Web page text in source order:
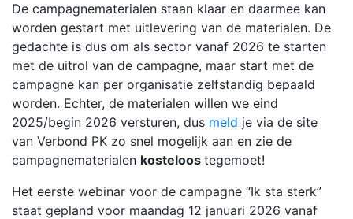
De campagnematerialen staan klaar en daarmee kan
worden gestart met uitlevering van de materialen. De
gedachte is dus om als sector vanaf 2026 te starten
met de uitrol van de campagne, maar start met de
campagne kan per organisatie zelfstandig bepaald
worden. Echter, de materialen willen we eind
2025/begin 2026 versturen, dus meld je via de site
van Verbond PK zo snel mogelijk aan en zie de
campagnematerialen kosteloos tegemoet!
Het eerste webinar voor de campagne “Ik sta sterk”
staat gepland voor maandag 12 januari 2026 vanaf